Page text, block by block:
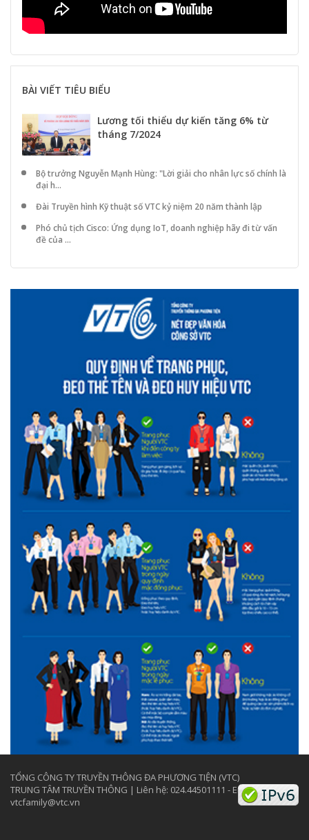
BÀI VIẾT TIÊU BIỂU
Lương tối thiểu dự kiến tăng 6% từ
tháng 7/2024
Bộ trưởng Nguyễn Mạnh Hùng: "Lời giải cho nhân lực số chính là
đại h...
Đài Truyền hình Kỹ thuật số VTC kỷ niệm 20 năm thành lập
Phó chủ tịch Cisco: Ứng dụng IoT, doanh nghiệp hãy đi từ vấn
đề của ...
TỔNG CÔNG TY TRUYỀN THÔNG ĐA PHƯƠNG TIỆN (VTC)
TRUNG TÂM TRUYỀN THÔNG | Liên hệ: 024.44501111 - Email:
vtcfamily@vtc.vn